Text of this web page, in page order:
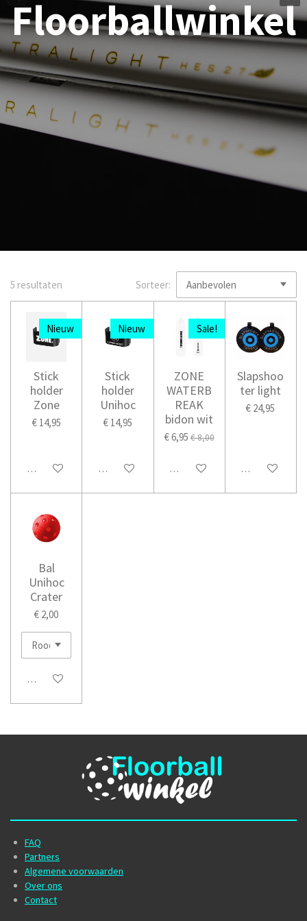
Floorballwinkel
5 resultaten Sorteer:
Nieuw
Stick
holder
Zone
€ 14,95
In winkelwagen
Nieuw
Stick
holder
Unihoc
€ 14,95
In winkelwagen
Sale!
ZONE
WATERB
REAK
bidon wit
€ 6,95 € 8,00
In winkelwagen
Slapshoo
ter light
€ 24,95
In winkelwagen
Bal
Unihoc
Crater
€ 2,00
In winkelwagen
FAQ
Partners
Algemene voorwaarden
Over ons
Contact